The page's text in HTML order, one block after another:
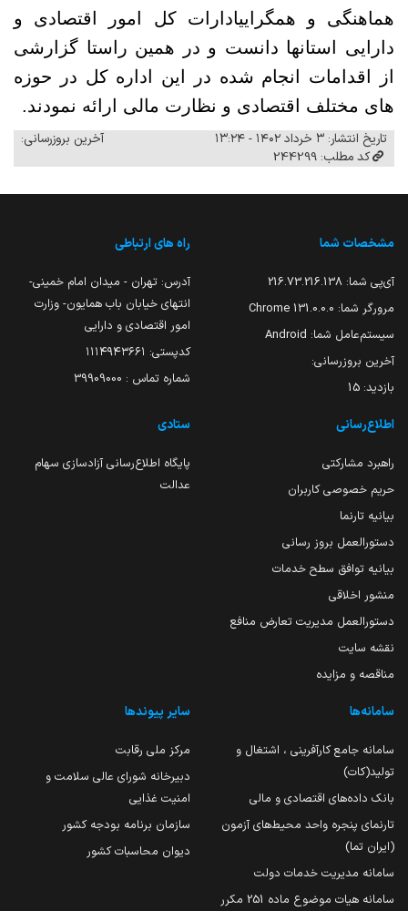
هماهنگی و همگراییادارات کل امور اقتصادی و
دارایی استانها دانست و در همین راستا گزارشی
از اقدامات انجام شده در این اداره کل در حوزه
های مختلف اقتصادی و نظارت مالی ارائه نمودند.
تاریخ انتشار: ۳ خرداد ۱۴۰۲ - ۱۳:۲۴
آخرین بروزرسانی:
کد مطلب: 244299
مشخصات شما
آی‌پی شما: 216.73.216.138
مرورگر شما: 131.0.0.0 Chrome
سیستم‌عامل شما: Android
آخرین بروزرسانی:
بازدید: 15
راه های ارتباطی
آدرس: تهران - میدان امام خمینی-
انتهای خیابان باب همایون- وزارت
امور اقتصادی و دارایی
کدپستی: ۱۱۱۴۹۴۳۶۶۱
شماره تماس : 39909000
اطلاع‌رسانی
راهبرد مشارکتی
حریم خصوصی کاربران
بیانیه تارنما
دستورالعمل بروز رسانی
بیانیه توافق سطح خدمات
منشور اخلاقی
دستورالعمل مدیریت تعارض منافع
نقشه سایت
مناقصه و مزایده
ستادی
پایگاه اطلاع‌رسانی آزادسازی سهام
عدالت
سامانه‌ها
سامانه جامع کارآفرینی ، اشتغال و
تولید(کات)
بانک داده‌های اقتصادی و مالی
تارنمای پنجره واحد محیط‌های آزمون
(ایران تما)
سامانه مدیریت خدمات دولت
سامانه هیات موضوع ماده 251 مکرر
سایر پیوندها
مرکز ملی رقابت
دبیرخانه شورای عالی سلامت و
امنیت غذایی
سازمان برنامه بودجه کشور
دیوان محاسبات کشور